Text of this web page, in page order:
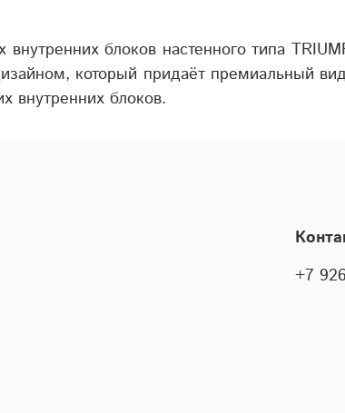
блоков настенного типа
который придаёт премиальный
внутренних блоков.
+7